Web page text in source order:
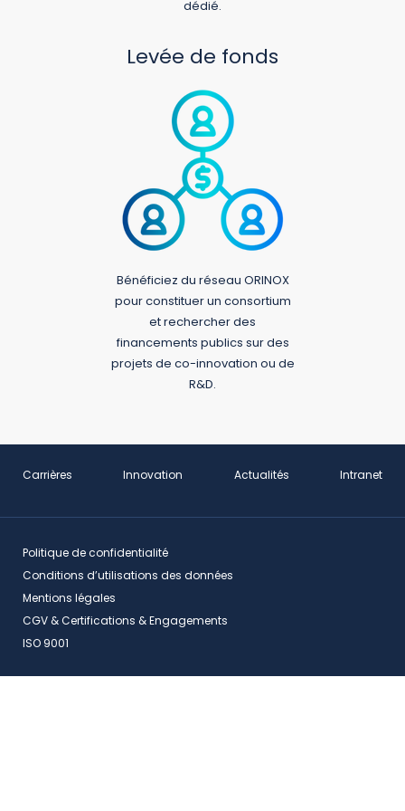
dédié.
Levée de fonds
Bénéficiez du réseau ORINOX
pour constituer un consortium
et rechercher des
financements publics sur des
projets de co-innovation ou de
R&D.
Carrières Innovation Actualités Intranet
Politique de confidentialité
Conditions d’utilisations des données
Mentions légales
CGV & Certifications & Engagements
ISO 9001